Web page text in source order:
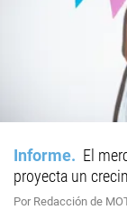
Informe
El
proyecta un
Por Redacción de